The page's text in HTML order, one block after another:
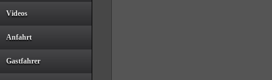
Videos
Anfahrt
Gastfahrer